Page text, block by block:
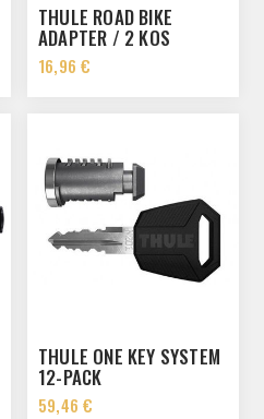
THULE ROAD BIKE
ADAPTER / 2 KOS
16,96 €
THULE ONE KEY SYSTEM
12-PACK
59,46 €